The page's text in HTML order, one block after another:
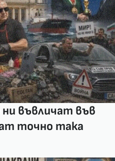
въвличат във
точно така